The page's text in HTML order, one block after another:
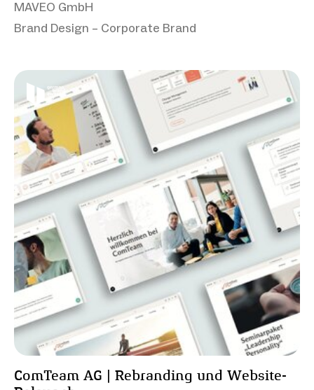
MAVEO GmbH
Brand Design – Corporate Brand
ComTeam AG | Rebranding und Website-